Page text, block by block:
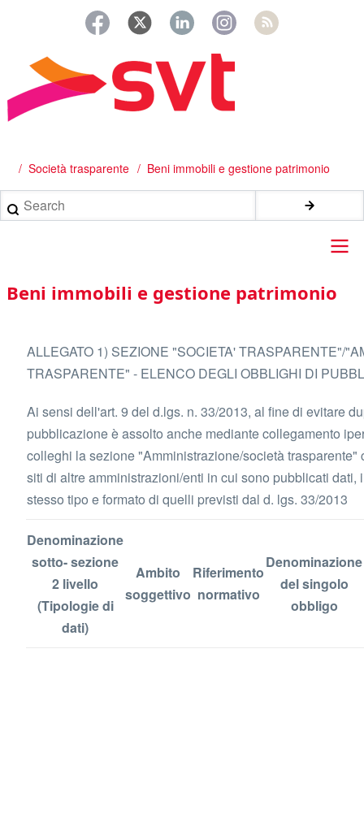
principale
Briciole
di
pane
/ Società trasparente Beni immobili e gestione patrimonio
Search
Main
navigation
Beni immobili e gestione patrimonio
ALLEGATO 1) SEZIONE "SOCIETA' TRASPARENTE"/
TRASPARENTE" - ELENCO DEGLI OBBLIGHI DI
Ai sensi dell'art. 9 del d.lgs. n. 33/2013, al fine di evitare
pubblicazione è assolto anche mediante collegamento
colleghi la sezione "Amministrazione/società trasparente"
siti di altre amministrazioni/enti in cui sono pubblicati
stesso tipo e formato di quelli previsti dal d. lgs. 33/2013
Denominazione
sotto- sezione
2 livello
(Tipologie di
dati)
Ambito
soggettivo
Riferimento
normativo
Denominazione
del singolo
obbligo